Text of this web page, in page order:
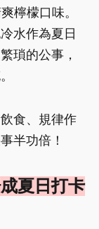
檸檬口味。
水作為夏日
瑣的公事，
食、規律作
半功倍！
夏日打卡